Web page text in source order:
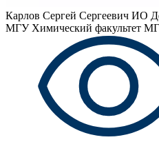
Карлов Сергей Сергеевич ИО
МГУ Химический факультет